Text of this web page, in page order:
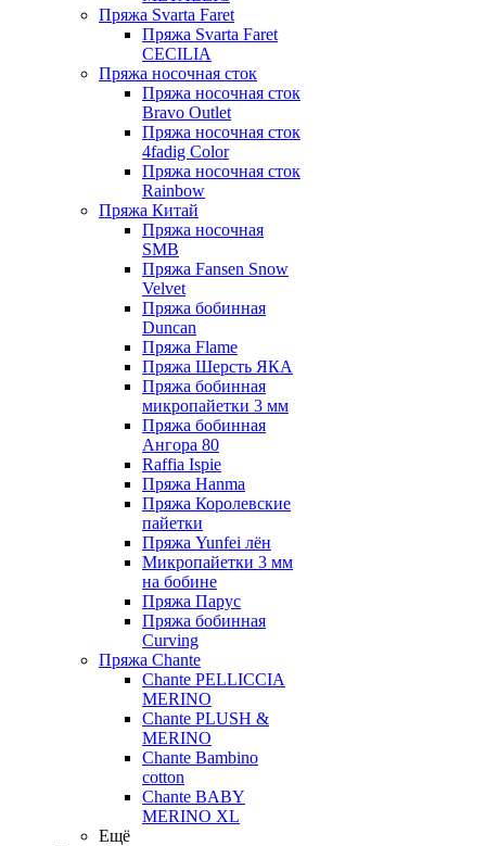
Пряжа Svarta Faret
Пряжа Svarta Faret
CECILIA
Пряжа носочная сток
Пряжа носочная сток
Bravo Outlet
Пряжа носочная сток
4fadig Color
Пряжа носочная сток
Rainbow
Пряжа Китай
Пряжа носочная
SMB
Пряжа Fansen Snow
Velvet
Пряжа бобинная
Duncan
Пряжа Flame
Пряжа Шерсть ЯКА
Пряжа бобинная
микропайетки 3 мм
Пряжа бобинная
Ангора 80
Raffia Ispie
Пряжа Hanma
Пряжа Королевские
пайетки
Пряжа Yunfei лён
Микропайетки 3 мм
на бобине
Пряжа Парус
Пряжа бобинная
Curving
Пряжа Chante
Chante PELLICCIA
MERINO
Chante PLUSH &
MERINO
Chante Bambino
cotton
Chante BABY
MERINO XL
Ещё